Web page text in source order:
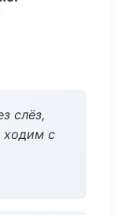
слёз,
ходим с